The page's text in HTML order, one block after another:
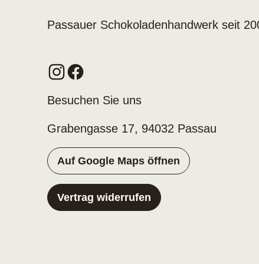
Passauer Schokoladenhandwerk seit
Besuchen Sie uns
Grabengasse 17, 94032 Passau
Auf Google Maps öffnen
Vertrag widerrufen